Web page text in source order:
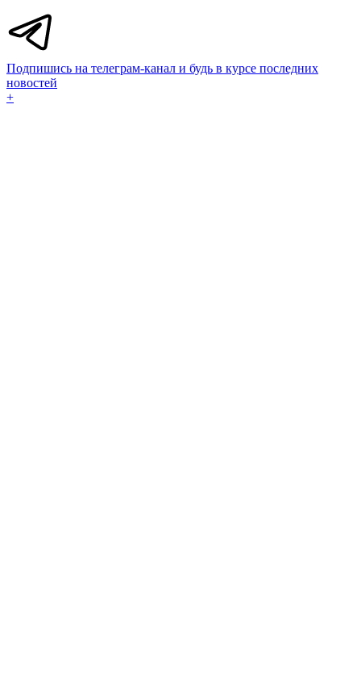
Подпишись на телеграм-канал и будь в курсе последних
новостей
+